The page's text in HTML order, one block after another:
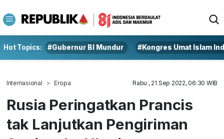
Hot Topics: #Gubernur BI Mundur #Kongres Umat Islam
Internasional Eropa Rabu , 21 Sep 2022, 06:30 WIB
Rusia Peringatkan Prancis
tak Lanjutkan Pengiriman